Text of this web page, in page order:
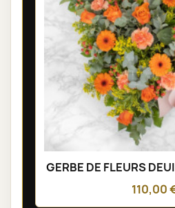
GERBE DE FLEURS
110,00